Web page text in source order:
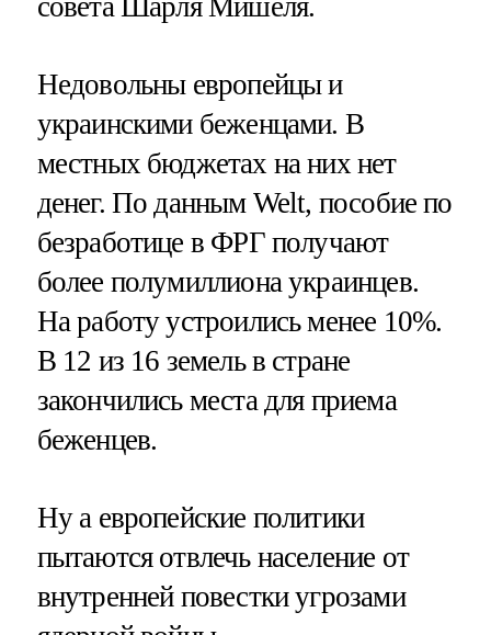
Недовольны европейцы и
украинскими беженцами. В
местных бюджетах на них нет
денег. По данным Welt, пособие по
безработице в ФРГ получают
более полумиллиона украинцев.
На работу устроились менее 10%.
В 12 из 16 земель в стране
закончились места для приема
беженцев.
Ну а европейские политики
пытаются отвлечь население от
внутренней повестки угрозами